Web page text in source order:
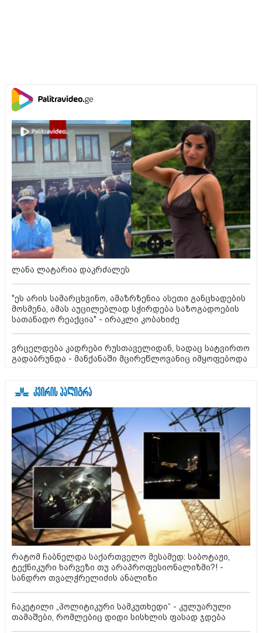
ლანა ლატარია დაკრძალეს
"ეს არის სამარცხვინო, ამაზრზენია ასეთი განცხადების
მოსმენა, ამას აუცილებლად სჭირდება საზოგადოების
სათანადო რეაქცია" - ირაკლი კობახიძე
ვრცელდება კადრები რუსთაველიდან, სადაც სატვირთო
გადაბრუნდა - მანქანაში მცირეწლოვანიც იმყოფებოდა
რატომ ჩაბნელდა საქართველო მესამედ: საბოტაჟი,
ტექნიკური ხარვეზი თუ არაპროფესიონალიზმი?! -
სანდრო თვალჭრელიძის ანალიზი
ჩაკეტილი „პოლიტიკური სამკუთხედი“ - კულუარული
თამაშები, რომლებიც დიდი სისხლის ფასად ჯდება